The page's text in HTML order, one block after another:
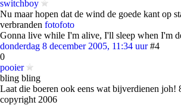
switchboy
Nu maar hopen dat de wind de goede kant op
verbranden fotofoto
Gonna live while I'm alive, I'll sleep when I'm
donderdag 8 december 2005, 11:34 uur #4
0
pooier
bling bling
Laat die boeren ook eens wat bijverdienen joh!
copyright 2006